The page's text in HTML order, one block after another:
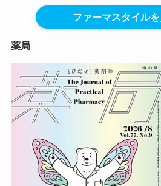
ファーマスタイル
薬局